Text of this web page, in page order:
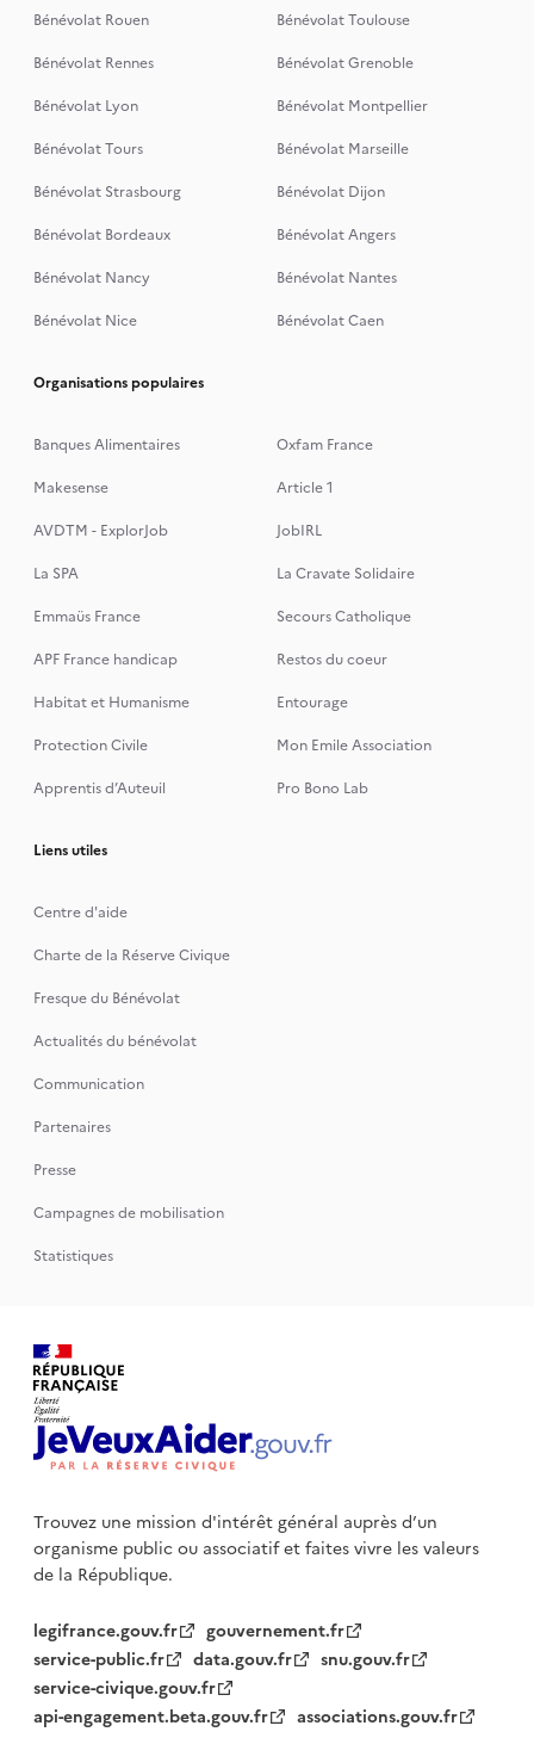
Bénévolat Rouen
Bénévolat Toulouse
Bénévolat Rennes
Bénévolat Grenoble
Bénévolat Lyon
Bénévolat Montpellier
Bénévolat Tours
Bénévolat Marseille
Bénévolat Strasbourg
Bénévolat Dijon
Bénévolat Bordeaux
Bénévolat Angers
Bénévolat Nancy
Bénévolat Nantes
Bénévolat Nice
Bénévolat Caen
Organisations populaires
Banques Alimentaires
Oxfam France
Makesense
Article 1
AVDTM - ExplorJob
JobIRL
La SPA
La Cravate Solidaire
Emmaüs France
Secours Catholique
APF France handicap
Restos du coeur
Habitat et Humanisme
Entourage
Protection Civile
Mon Emile Association
Apprentis d’Auteuil
Pro Bono Lab
Liens utiles
Centre d'aide
Charte de la Réserve Civique
Fresque du Bénévolat
Actualités du bénévolat
Communication
Partenaires
Presse
Campagnes de mobilisation
Statistiques
Trouvez une mission d'intérêt général auprès d’un
organisme publicou associatif et faites vivre les valeurs
de la République.
legifrance.gouv.fr
gouvernement.fr
service-public.fr
data.gouv.fr
snu.gouv.fr
service-civique.gouv.fr
api-engagement.beta.gouv.fr
associations.gouv.fr